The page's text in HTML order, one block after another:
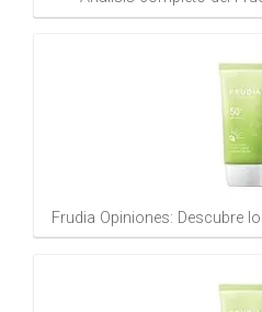
Frudia Opiniones: Descubre